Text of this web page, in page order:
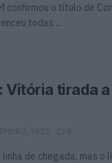
confirmou o título de
todas ...
Vitória tirada
2025 0
de chegada, mas o